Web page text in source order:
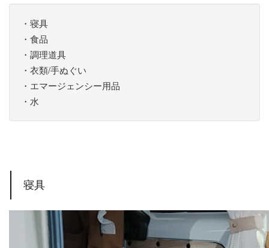
・寝具
・食品
・調理道具
・衣類/手ぬぐい
・エマージェンシー用品
・水
寝具